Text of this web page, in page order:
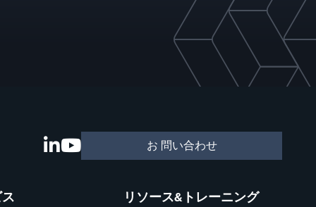
お 問い合わせ
リソース&トレーニング